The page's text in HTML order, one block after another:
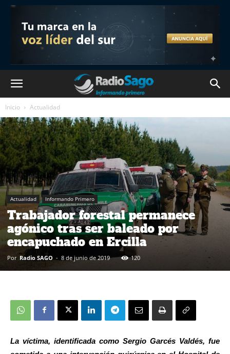
Inicio Actualidad
Actualidad Informando Primero
Trabajador forestal permanece
agónico tras ser baleado por
encapuchado en Ercilla
Por Radio SAGO - 8 de junio de 2019 120
La víctima, identificada como Sergio Garcés Valdés, fue